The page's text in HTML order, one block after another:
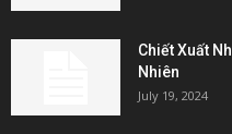
Chiết Xuất
Nhiên
July 19, 2024